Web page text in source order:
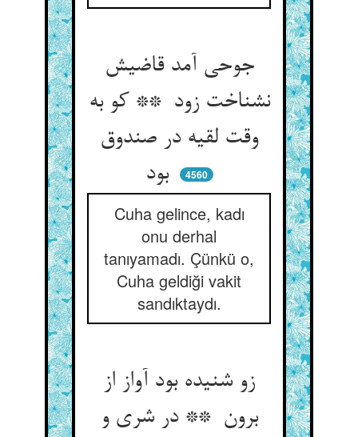
جوحی آمد قاضیش
نشناخت زود ** کو به
وقت لقیه در صندوق
بود
4560
Cuha gelince, kadı
onu derhal
tanıyamadı. Çünkü o,
Cuha geldiği vakit
sandıktaydı.
زو شنیده بود آواز از
برون ** در شری و